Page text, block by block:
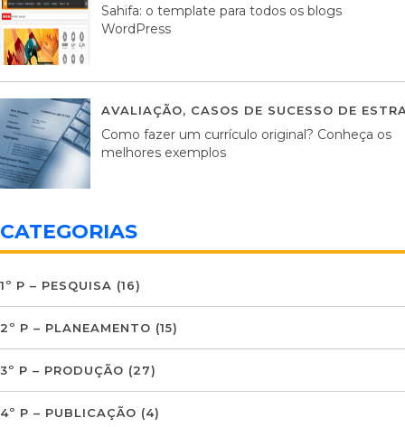
Sahifa: o template para todos os blogs
WordPress
AVALIAÇÃO, CASOS DE SUCESSO DE
Como fazer um currículo original? Conheça os
melhores exemplos
CATEGORIAS
1º P – PESQUISA (16)
2º P – PLANEAMENTO (15)
3º P – PRODUÇÃO (27)
4º P – PUBLICAÇÃO (4)